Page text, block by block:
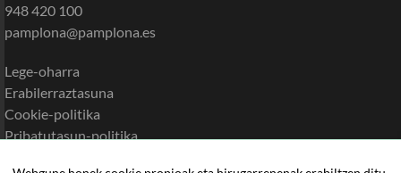
948 420 100
pamplona@pamplona.es
Lege-oharra
Erabilerraztasuna
Cookie-politika
Pribatutasun-politika